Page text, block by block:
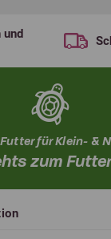
und
für Klein- &
zum